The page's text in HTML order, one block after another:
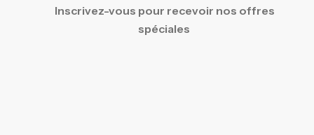
Inscrivez-vous pour recevoir nos offres
spéciales